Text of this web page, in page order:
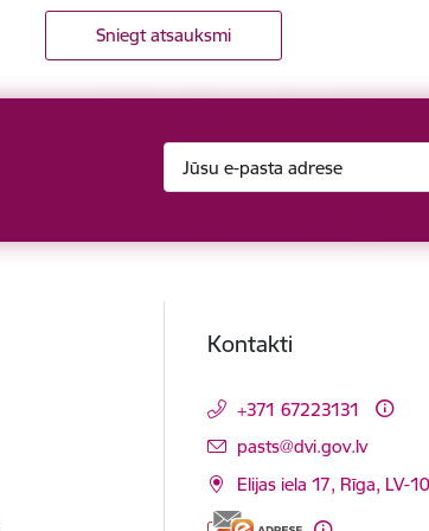
Sniegt atsauksmi
Kontakti
+371 67223131
E-pasts:
pasts@dvi.gov.lv
Elijas iela 17, Rīga, LV-